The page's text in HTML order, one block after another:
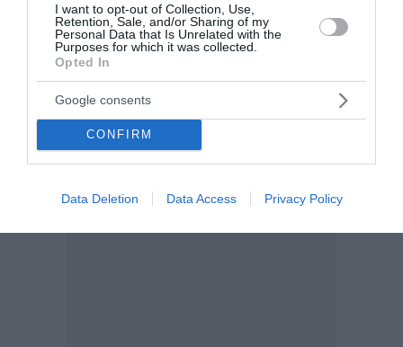
I want to opt-out of Collection, Use,
Retention, Sale, and/or Sharing of my
Personal Data that Is Unrelated with the
Purposes for which it was collected.
Opted In
Google consents
CONFIRM
Data Deletion Data Access Privacy Policy